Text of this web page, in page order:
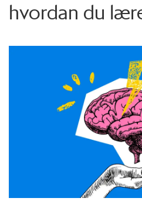
hvordan du